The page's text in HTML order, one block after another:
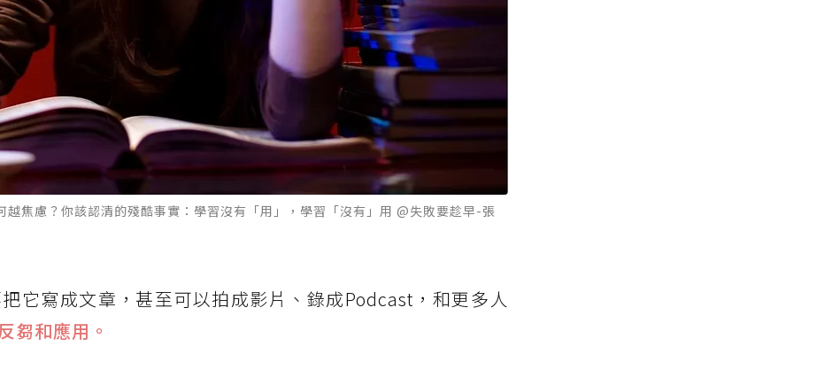
焦慮？你該認清的殘酷事實：學習沒有「用」，學習「沒有」用 @失敗要趁早-張
它寫成文章，甚至可以拍成影片、錄成Podcast，和更多人
芻和應用。